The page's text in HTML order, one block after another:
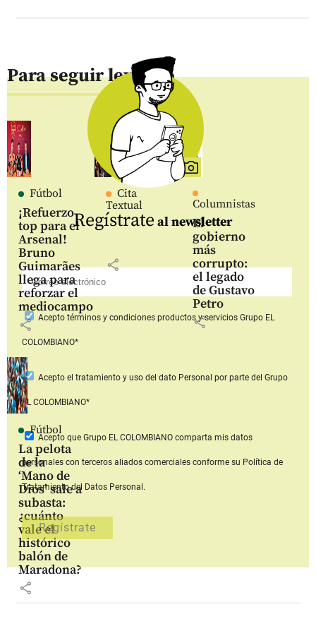
Para seguir leyendo
Fútbol
¡Refuerzo
top para el
Arsenal!
Bruno
Guimarães
llega para
reforzar el
mediocampo
share
Cita
Textual
share
Columnistas
El
gobierno
más
corrupto:
el legado
de Gustavo
Petro
share
Fútbol
La pelota
de la
‘Mano de
Dios’ sale a
subasta:
¿cuánto
vale el
histórico
balón de
Maradona?
share
Regístrate al newsletter
Aceptotérminos y condiciones productos y serviciosGrupo EL
COLOMBIANO*
Acepto el tratamiento y uso del dato Personal por parte del Grupo
EL COLOMBIANO*
Acepto que Grupo EL COLOMBIANOcomparta mis datos
personales con terceros aliados comerciales conforme su Política de
Tratamiento del Datos Personal.